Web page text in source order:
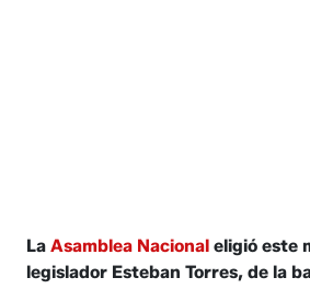
LaAsamblea Nacional eligió este
legislador Esteban Torres, de la